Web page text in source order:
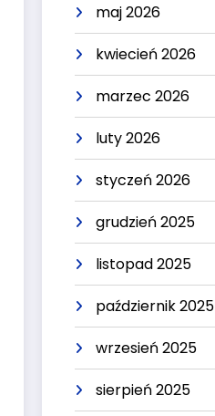
maj 2026
kwiecień 2026
marzec 2026
luty 2026
styczeń 2026
grudzień 2025
listopad 2025
październik 2025
wrzesień 2025
sierpień 2025